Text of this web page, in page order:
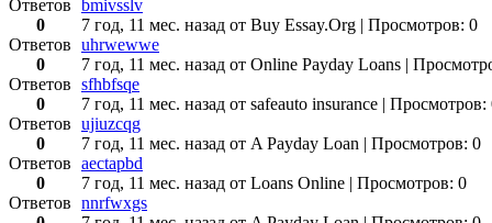
Ответов
0
bmivsslv
7 год, 11 мес. назад от Buy Essay.Org | Просмотров: 0
Ответов
0
uhrwewwe
7 год, 11 мес. назад от Online Payday Loans |
Ответов
0
sfhbfsqe
7 год, 11 мес. назад от safeauto insurance | Просмотров:
Ответов
0
ujiuzcqg
7 год, 11 мес. назад от A Payday Loan | Просмотров: 0
Ответов
0
aectapbd
7 год, 11 мес. назад от Loans Online | Просмотров: 0
Ответов nnrfwxgs